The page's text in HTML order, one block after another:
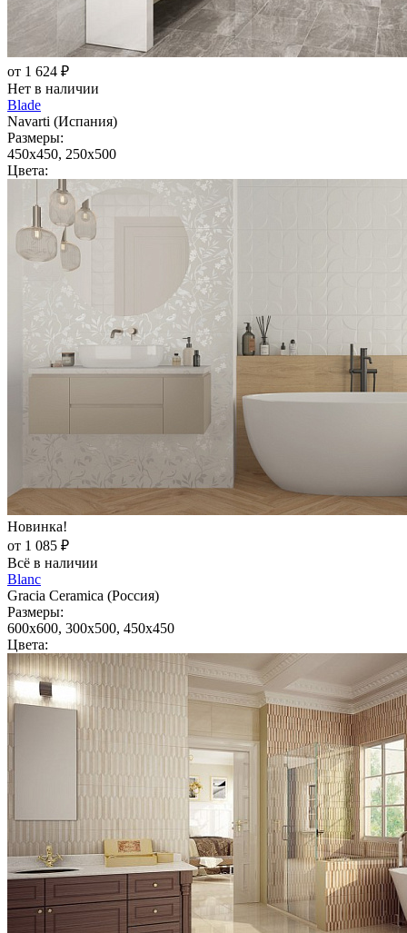
от 1 624 ₽
Нет в наличии
Blade
Navarti (Испания)
Размеры:
450x450, 250x500
Цвета:
Новинка!
от 1 085 ₽
Всё в наличии
Blanc
Gracia Ceramica (Россия)
Размеры:
600x600, 300x500, 450x450
Цвета: